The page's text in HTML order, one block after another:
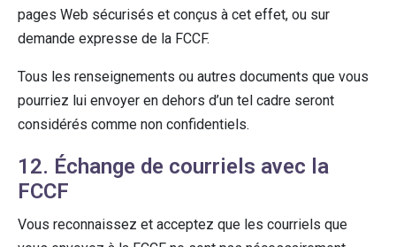
pages Web sécurisés et conçus à cet effet, ou sur
demande expresse de la FCCF.
Tous les renseignements ou autres documents que vous
pourriez lui envoyer en dehors d’un tel cadre seront
considérés comme non confidentiels.
12. Échange de courriels avec la
FCCF
Vous reconnaissez et acceptez que les courriels que